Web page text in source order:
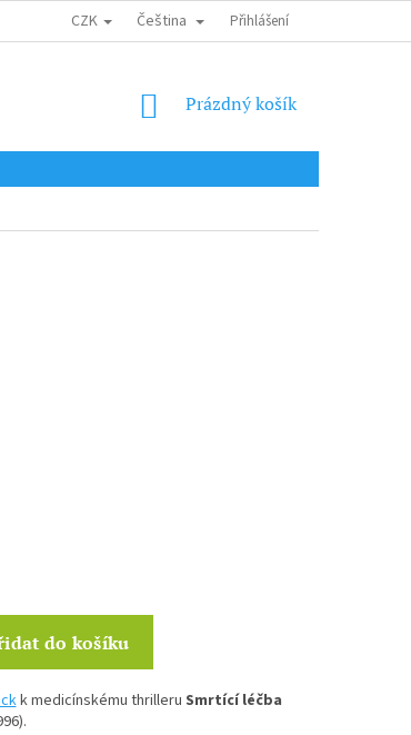
EU / INTERNATIONAL SHIPPING OBCHODNÍ PODMÍNKY
CZK Čeština Přihlášení
NÁKUPNÍ
Prázdný košík
do košíku
k medicínskému thrilleru Smrtící léčba